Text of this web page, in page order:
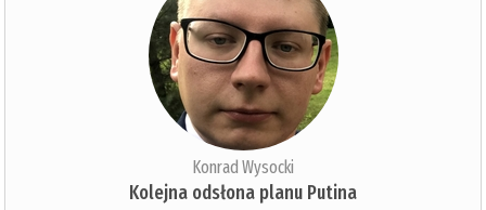
Konrad Wysocki
Kolejna odsłona planu Putina